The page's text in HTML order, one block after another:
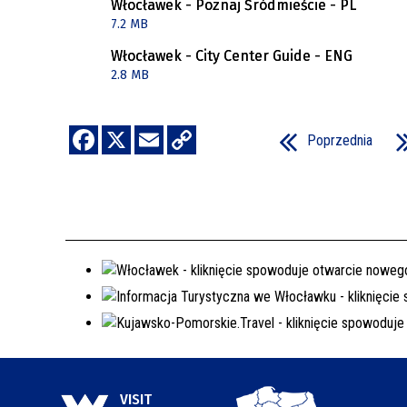
REJSY PO ZALEWIE WŁOCŁAWSKIM
WŁOCŁAWEK NA SZLAKU
Włocławek - Poznaj Śródmieście - PL
7.2 MB
Włocławek - City Center Guide - ENG
2.8 MB
Poprzednia
VISIT